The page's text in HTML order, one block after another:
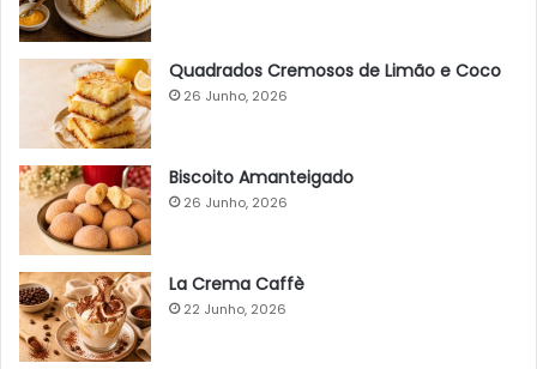
Quadrados Cremosos de Limão e Coco
26 Junho, 2026
Biscoito Amanteigado
26 Junho, 2026
La Crema Caffè
22 Junho, 2026